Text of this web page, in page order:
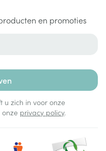
en promoties
u zich in voor onze
privacy policy.